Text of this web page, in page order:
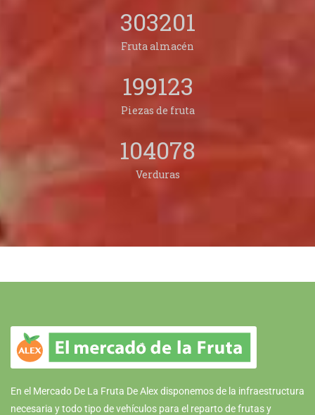
303201
Fruta almacén
199123
Piezas de fruta
104078
Verduras
En el Mercado De La Fruta De Alex disponemos de la infraestructura
necesaria y todo tipo de vehículos para el reparto de frutas y